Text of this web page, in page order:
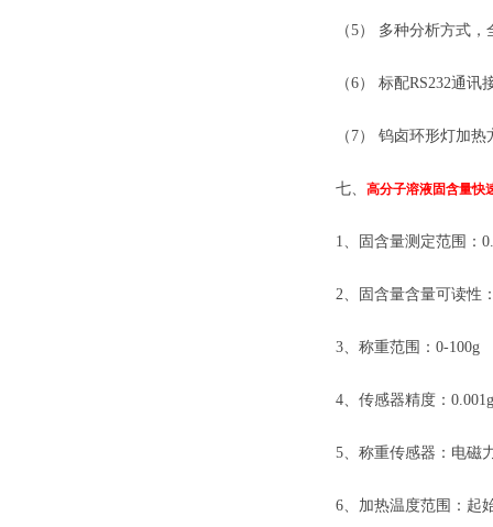
（5） 多种分析方式
（6） 标配RS232通
（7） 钨卤环形灯加
七、 高分子溶液固含量快
1、固含量测定范围：
2、固含量含量可读性
3、称重范围：0-100g
4、传感器精度：0.001g
5、 称重传感器：电磁
6、加热温度范围：起